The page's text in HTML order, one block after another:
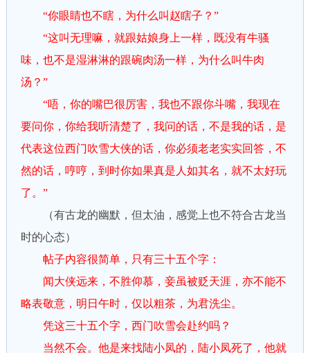
“你眼睛也不瞎，为什么叫赵瞎子？”
“这叫无理嘛，就跟姑娘身上一样，既没有牛骚
味，也不是湿淋淋的跟碗肉汤一样，为什么叫牛肉
汤？”
“唔，你的嘴巴很厉害，我也不跟你斗嘴，我现在
要问你，你给我听清楚了，我问的话，不是我的话，是
代表这位西门吹雪大侠的话，你必须老老实实回答，不
然的话，哼哼，到时你如果真是人如其名，就不太好玩
了。”
（有古龙的幽默，但太油，感觉上也不符合古龙当
时的心态）
帖子内容很简单，只有三十五个字：
闻大侠远来，不胜仰慕，妾虽被贬天涯，亦不能不
略表敬意，明日午时，仅以粗茶，为君洗尘。
凭这三十五个字，西门吹雪会赴约吗？
当然不会。他是来找陆小凤的，陆小凤死了，他就